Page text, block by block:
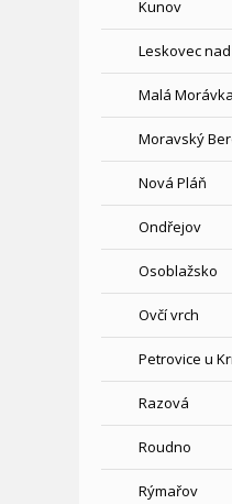
Kunov
Leskovec
Malá Morávka
Moravský
Nová Pláň
Ondřejov
Osoblažsko
Ovčí vrch
Petrovice u
Razová
Roudno
Rýmařov